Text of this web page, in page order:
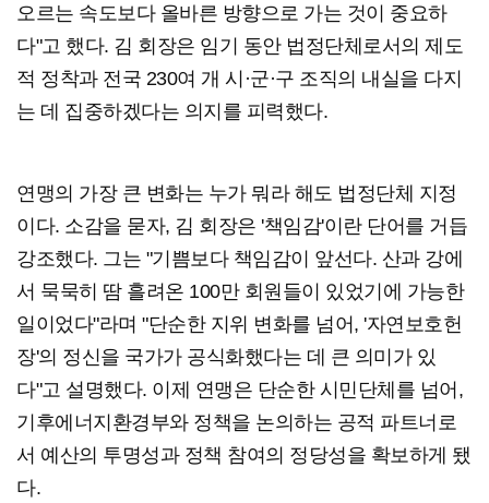
오르는 속도보다 올바른 방향으로 가는 것이 중요하
다"고 했다. 김 회장은 임기 동안 법정단체로서의 제도
적 정착과 전국 230여 개 시·군·구 조직의 내실을 다지
는 데 집중하겠다는 의지를 피력했다.
연맹의 가장 큰 변화는 누가 뭐라 해도 법정단체 지정
이다. 소감을 묻자, 김 회장은 '책임감'이란 단어를 거듭
강조했다. 그는 "기쁨보다 책임감이 앞선다. 산과 강에
서 묵묵히 땀 흘려온 100만 회원들이 있었기에 가능한
일이었다"라며 "단순한 지위 변화를 넘어, '자연보호헌
장'의 정신을 국가가 공식화했다는 데 큰 의미가 있
다"고 설명했다. 이제 연맹은 단순한 시민단체를 넘어,
기후에너지환경부와 정책을 논의하는 공적 파트너로
서 예산의 투명성과 정책 참여의 정당성을 확보하게 됐
다.